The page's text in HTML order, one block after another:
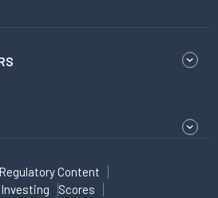
Regulatory Content
Scores